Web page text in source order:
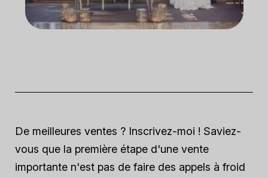
De meilleures ventes ? Inscrivez-moi ! Saviez-
vous que la première étape d'une vente
importante n'est pas de faire des appels à froid